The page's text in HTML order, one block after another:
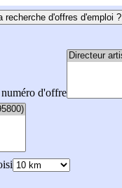
recherche d'offres d'emploi ?
d'offre